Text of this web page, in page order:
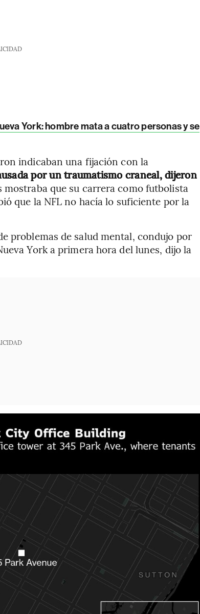
York: hombre mata a cuatro personas y se
indicaban una fijación con la
por un traumatismo craneal, dijeron
mostraba que su carrera como futbolista
que la NFL no hacía lo suficiente por la
problemas de salud mental, condujo por
York a primera hora del lunes, dijo la